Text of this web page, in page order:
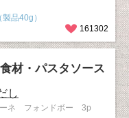
品40g）
161302
材・パスタソース
し
ネ フォンドボー 3p